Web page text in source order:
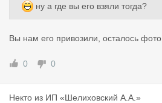
ну а где вы его взяли тогда?
Вы нам его привозили, осталось фото.
0 0
Некто из ИП «Шелиховский А.А.»